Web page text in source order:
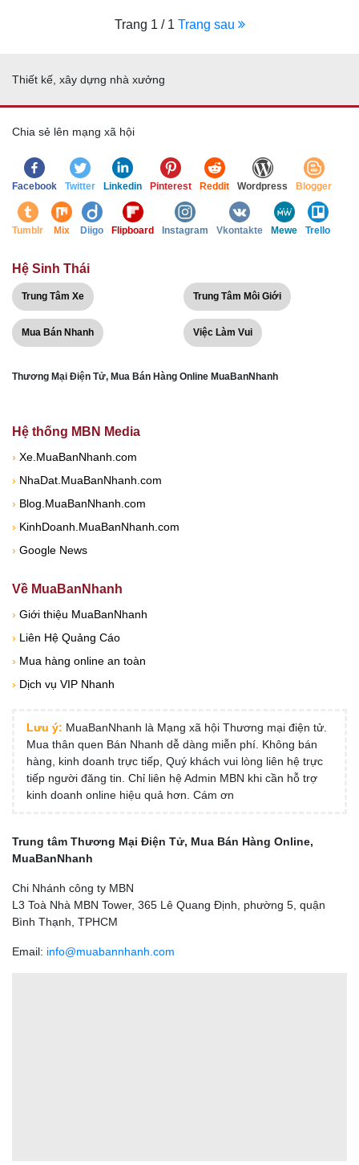
Trang 1 / 1 Trang sau
Thiết kế, xây dựng nhà xưởng
Chia sẻ lên mạng xã hội
Facebook Twitter Linkedin Pinterest Reddit Wordpress Blogger
Tumblr Mix Diigo Flipboard Instagram Vkontakte Mewe Trello
Hệ Sinh Thái
Trung Tâm Xe Trung Tâm Môi Giới
Mua Bán Nhanh Việc Làm Vui
Thương Mại Điện Tử, Mua Bán Hàng Online MuaBanNhanh
Hệ thống MBN Media
› Xe.MuaBanNhanh.com
› NhaDat.MuaBanNhanh.com
› Blog.MuaBanNhanh.com
› KinhDoanh.MuaBanNhanh.com
› Google News
Về MuaBanNhanh
› Giới thiệu MuaBanNhanh
› Liên Hệ Quảng Cáo
› Mua hàng online an toàn
› Dịch vụ VIP Nhanh
Lưu ý: MuaBanNhanh là Mạng xã hội Thương mại điện tử.
Mua thân quen Bán Nhanh dễ dàng miễn phí. Không bán
hàng, kinh doanh trực tiếp, Quý khách vui lòng liên hệ trực
tiếp người đăng tin. Chỉ liên hệ Admin MBN khi cần hỗ trợ
kinh doanh online hiệu quả hơn. Cám ơn
Trung tâm Thương Mại Điện Tử, Mua Bán Hàng Online,
MuaBanNhanh
Chi Nhánh công ty MBN
L3 Toà Nhà MBN Tower, 365 Lê Quang Định, phường 5, quận
Bình Thạnh, TPHCM
Email: info@muabannhanh.com